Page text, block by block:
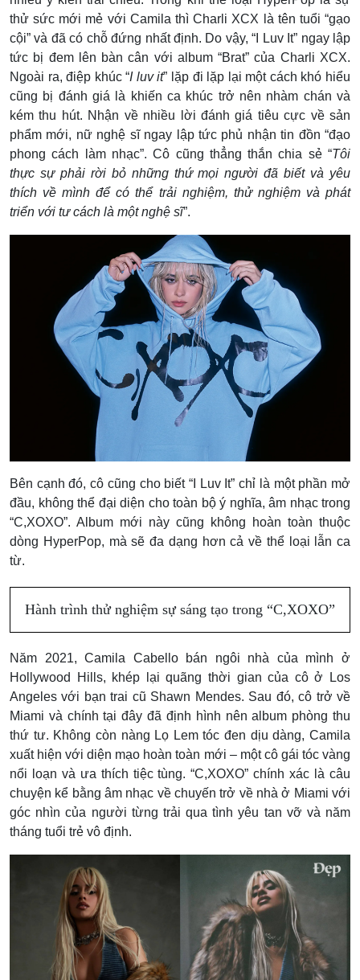
thử sức mới mẻ với Camila thì Charli XCX là tên tuổi “gạo
cội” và đã có chỗ đứng nhất định. Do vậy, “I Luv It” ngay lập
tức bị đem lên bàn cân với album “Brat” của Charli XCX.
Ngoài ra, điệp khúc “I luv it” lặp đi lặp lại một cách khó hiểu
cũng bị đánh giá là khiến ca khúc trở nên nhàm chán và
kém thu hút. Nhận về nhiều lời đánh giá tiêu cực về sản
phẩm mới, nữ nghệ sĩ ngay lập tức phủ nhận tin đồn “đạo
phong cách làm nhạc”. Cô cũng thẳng thắn chia sẻ “Tôi
thực sự phải rời bỏ những thứ mọi người đã biết và yêu
thích về mình để có thể trải nghiệm, thử nghiệm và phát
triển với tư cách là một nghệ sĩ”.
Bên cạnh đó, cô cũng cho biết “I Luv It” chỉ là một phần mở
đầu, không thể đại diện cho toàn bộ ý nghĩa, âm nhạc trong
“C,XOXO”. Album mới này cũng không hoàn toàn thuộc
dòng HyperPop, mà sẽ đa dạng hơn cả về thể loại lẫn ca
từ.
Hành trình thử nghiệm sự sáng tạo trong “C,XOXO”
Năm 2021, Camila Cabello bán ngôi nhà của mình ở
Hollywood Hills, khép lại quãng thời gian của cô ở Los
Angeles với bạn trai cũ Shawn Mendes. Sau đó, cô trở về
Miami và chính tại đây đã định hình nên album phòng thu
thứ tư. Không còn nàng Lọ Lem tóc đen dịu dàng, Camila
xuất hiện với diện mạo hoàn toàn mới – một cô gái tóc vàng
nổi loạn và ưa thích tiệc tùng. “C,XOXO” chính xác là câu
chuyện kể bằng âm nhạc về chuyến trở về nhà ở Miami với
góc nhìn của người từng trải qua tình yêu tan vỡ và năm
tháng tuổi trẻ vô định.